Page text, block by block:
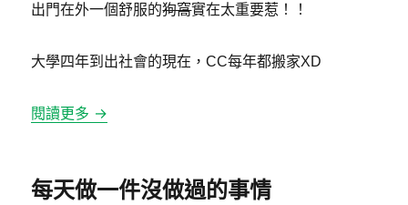
出門在外一個舒服的狗窩實在太重要惹！！
大學四年到出社會的現在，CC每年都搬家XD
閱讀更多 →
日
每天做一件沒做過的事情